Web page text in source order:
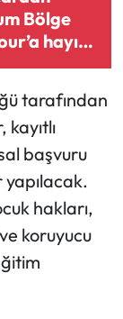
Bölge
hayırlı
tarafından
başvuru
hakları,
koruyucu